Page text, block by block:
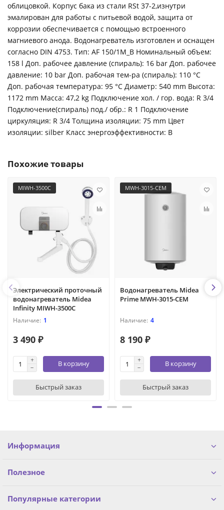
облицовкой. Корпус бака из стали RSt 37-2,изнутри
эмалирован для работы с питьевой водой, защита от
коррозии обеспечивается с помощью встроенного
магниевого анода. Водонагреватель изготовлен и оснащен
согласно DIN 4753. Тип: AF 150/1M_B Номинальный объем:
158 l Доп. рабочее давление (спираль): 16 bar Доп. рабочее
давление: 10 bar Доп. рабочая тем-ра (спираль): 110 °C
Доп. рабочая температура: 95 °C Диаметр: 540 mm Высота:
1172 mm Масса: 47,2 kg Подключение хол. / гор. вода: R 3/4
Подключение(спираль) под./ обр.: R 1 Подключение
циркуляция: R 3/4 Толщина изоляции: 75 mm Цвет
изоляции: silber Класс энергоэффективности: B
Похожие товары
MIWH-3500C
Электрический проточный
водонагреватель Midea
Infinity MIWH-3500C
1
3 490 ₽
В корзину
Быстрый заказ
MWH-3015-CEM
Водонагреватель Midea
Prime MWH-3015-CEM
4
8 190 ₽
В корзину
Быстрый заказ
Информация
Полезное
Популярные категории